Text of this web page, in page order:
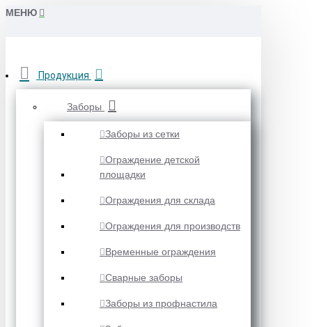
МЕНЮ
Продукция
Заборы
Заборы из сетки
Ограждение детской
площадки
Ограждения для склада
Ограждения для производств
Временные ограждения
Сварные заборы
Заборы из профнастила